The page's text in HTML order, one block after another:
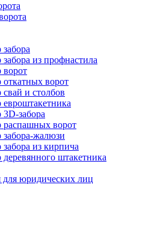
забора
забора из профнастила
ворот
откатных ворот
свай и столбов
евроштакетника
3D-забора
распашных ворот
забора-жалюзи
забора из кирпича
деревянного штакетника
юридических лиц